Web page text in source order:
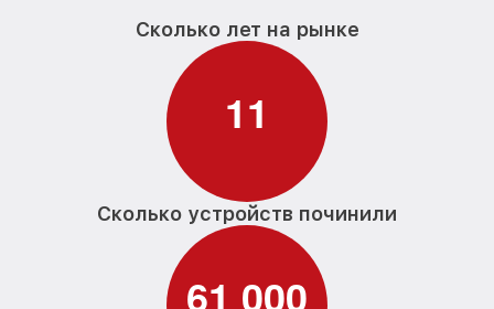
Сколько лет на рынке
11
Сколько устройств починили
61 000